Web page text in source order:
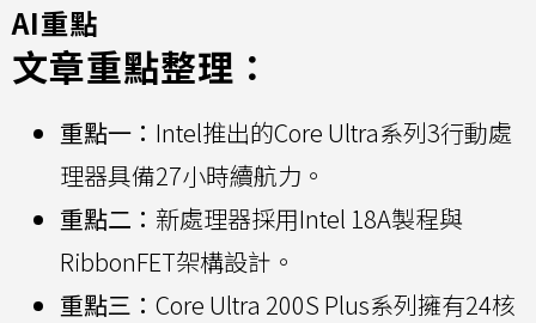
AI重點
文章重點整理：
重點一： Intel推出的Core Ultra系列3行動處
理器具備27小時續航力。
重點二： 新處理器採用Intel 18A製程與
RibbonFET架構設計。
重點三： Core Ultra 200S Plus系列擁有24核